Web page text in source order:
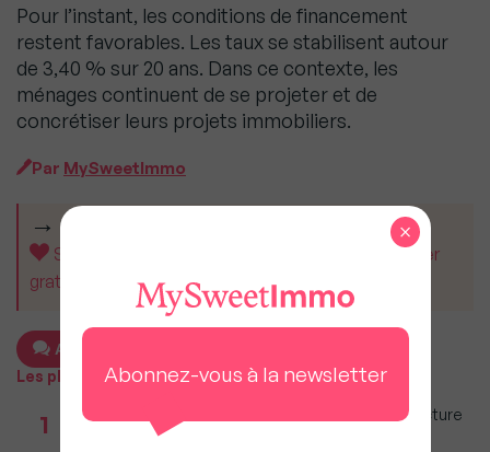
Pour l’instant, les conditions de financement
restent favorables. Les taux se stabilisent autour
de 3,40 % sur 20 ans. Dans ce contexte, les
ménages continuent de se projeter et de
concrétiser leurs projets immobiliers.
Par MySweetImmo
CET ARTICLE VOUS A AIDÉ ?
Soutenez MySweetImmo et aidez-nous à rester
gratuit pour tous.
Ajouter un commentaire
Les plus populaires
1
Taxe foncière 2026 : Ces grandes villes où la facture
restera parmi les plus lourdes
Abonnez-vous à la newsletter
×